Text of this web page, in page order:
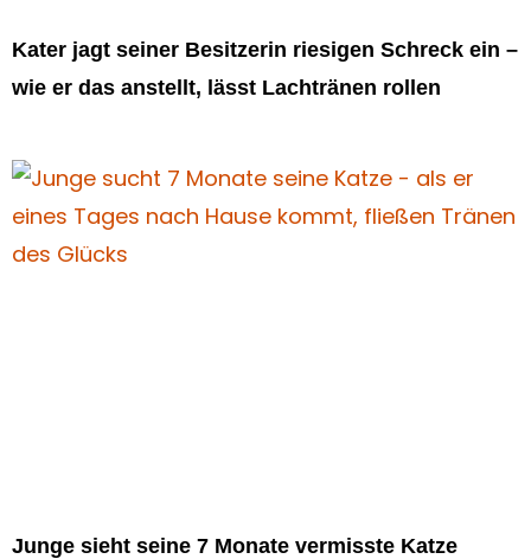
Kater jagt seiner Besitzerin riesigen Schreck ein –
wie er das anstellt, lässt Lachtränen rollen
Junge sieht seine 7 Monate vermisste Katze